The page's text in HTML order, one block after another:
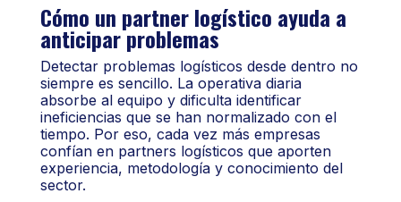
Cómo un partner logístico ayuda a
anticipar problemas
Detectar problemas logísticos desde dentro no
siempre es sencillo. La operativa diaria
absorbe al equipo y dificulta identificar
ineficiencias que se han normalizado con el
tiempo. Por eso, cada vez más empresas
confían en partners logísticos que aporten
experiencia, metodología y conocimiento del
sector.